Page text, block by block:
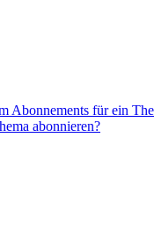
Abonnements für ein
abonnieren?